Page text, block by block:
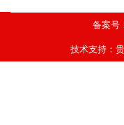
备案号
技术支持：